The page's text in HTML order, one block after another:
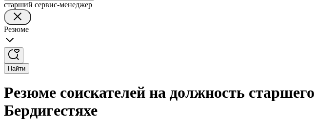
старший сервис-менеджер
Резюме
Найти
Резюме соискателей на должность
Бердигестяхе